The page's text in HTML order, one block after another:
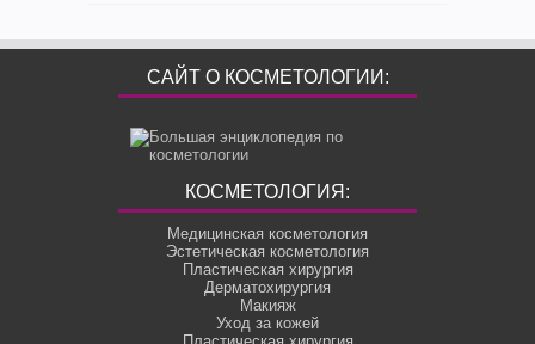
САЙТ О КОСМЕТОЛОГИИ:
КОСМЕТОЛОГИЯ:
Медицинская косметология
Эстетическая косметология
Пластическая хирургия
Дерматохирургия
Макияж
Уход за кожей